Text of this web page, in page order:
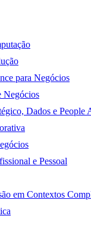
para Negócios
Negócios
Dados e People
e Pessoal
em Contextos